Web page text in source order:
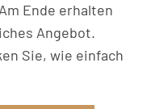
Ende erhalten
Angebot.
Sie, wie einfach